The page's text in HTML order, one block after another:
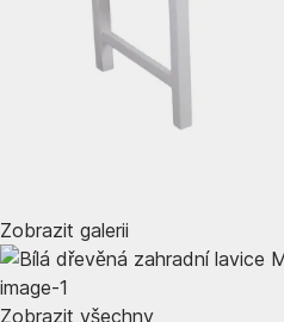
Zobrazit galerii
Zobrazit všechny